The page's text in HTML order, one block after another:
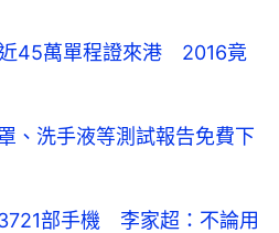
45萬單程證來港 2016竟
、洗手液等測試報告免費下
部手機 李家超：不論用